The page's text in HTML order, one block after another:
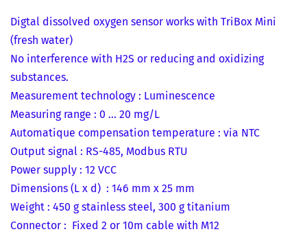
Digtal dissolved oxygen sensor works with TriBox Mini
(fresh water)
No interference with H2S or reducing and oxidizing
substances.
Measurement technology : Luminescence
Measuring range : 0 ... 20 mg/L
Automatique compensation temperature : via NTC
Output signal : RS-485, Modbus RTU
Power supply : 12 VCC
Dimensions (L x d) : 146 mm x 25 mm
Weight : 450 g stainless steel, 300 g titanium
Connector : Fixed 2 or 10m cable with M12